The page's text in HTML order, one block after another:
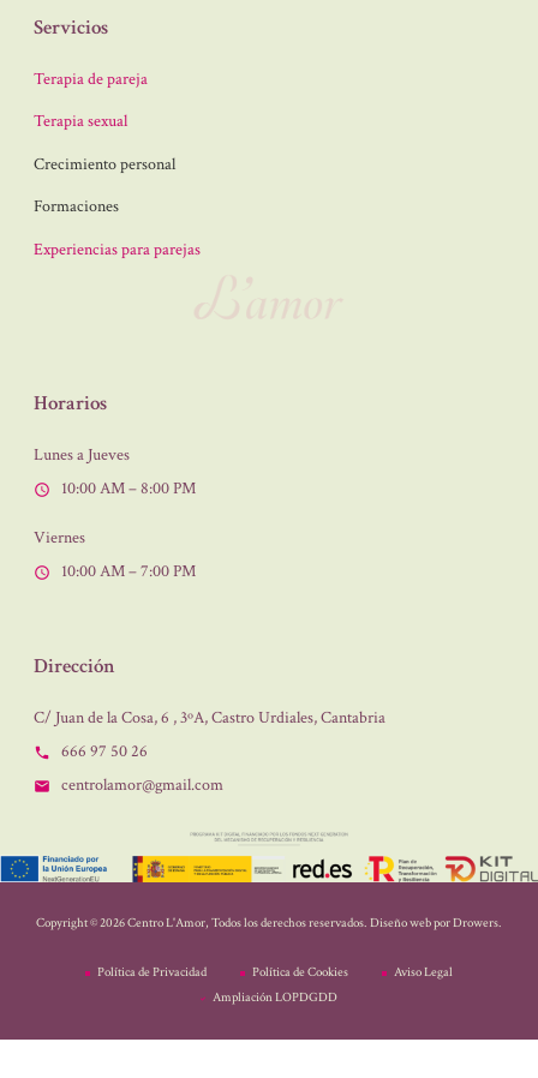
Servicios
Terapia de pareja
Terapia sexual
Crecimiento personal
Formaciones
Experiencias para parejas
Horarios
Lunes a Jueves
10:00 AM – 8:00 PM
Viernes
10:00 AM – 7:00 PM
Dirección
C/ Juan de la Cosa, 6 , 3ºA, Castro Urdiales, Cantabria
666 97 50 26
centrolamor@gmail.com
Copyright © 2026 Centro L'Amor, Todos los derechos reservados. Diseño web porDrowers.
Política de Privacidad Política de Cookies
Aviso Legal
Ampliación LOPDGDD